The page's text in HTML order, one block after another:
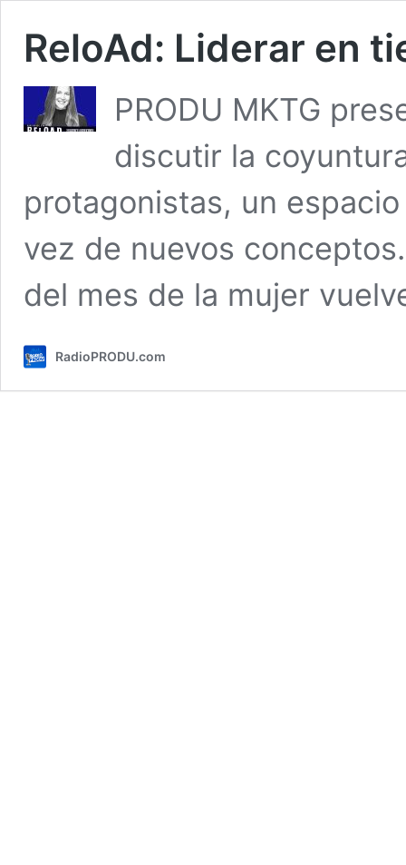
ReloAd: Liderar en
PRODU MKTG
discutir la
protagonistas, un
vez de nuevos
del mes de la mujer
RadioPRODU.com